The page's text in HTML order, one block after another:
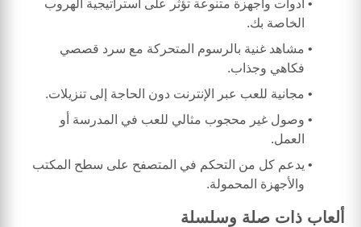
أدوات وأجهزة متنوعة تؤثر على استراتيجية الهروب
الخاصة بك.
مشاهد غنية بالرسوم المتحركة مع سرد قصصي
فكاهي وجذاب.
مجانية للعب عبر الإنترنت دون الحاجة إلى تنزيلات.
وصول غير محجوب مثالي للعب في المدرسة أو
العمل.
يدعم كل من التحكم في المتصفح على سطح المكتب
والأجهزة المحمولة.
ألعاب ذات صلة وسلسلة